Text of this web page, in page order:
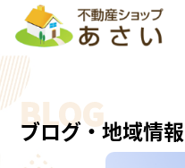
BLOG
ブログ・地域情報